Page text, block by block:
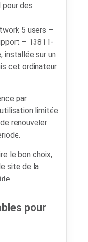
pour des
5 users –
– 13811-
installée sur un
cet ordinateur
par
limitée
renouveler
le bon choix,
site de la
.
pour